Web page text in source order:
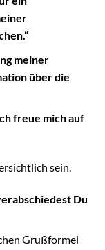
meiner
über die
freue mich auf
sein.
Du
Grußformel